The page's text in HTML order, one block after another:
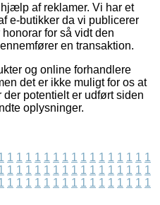
af reklamer. Vi har et
e-butikker da vi publicerer
for så vidt den
en transaktion.
og online forhandlere
det er ikke muligt for os at
potentielt er udført siden
oplysninger.
1 1 1 1 1 1 1 1 1 1 1 1 1 1 1 1
1 1 1 1 1 1 1 1 1 1 1 1 1 1 1 1
1 1 1 1 1 1 1 1 1 1 1 1 1 1 1 1